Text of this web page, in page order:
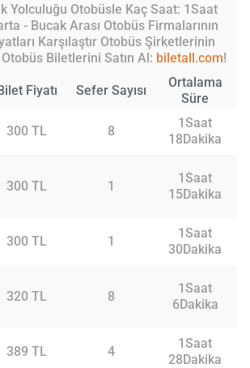
Yolculuğu Otobüsle Kaç Saat: 1Saat
- Bucak Arası Otobüs Firmalarının
Karşılaştır Otobüs Şirketlerinin
Biletlerini Satın Al: biletall.com!
Fiyatı Sefer Sayısı
Ortalama
Süre
300 TL 8
1Saat
18Dakika
300 TL 1
1Saat
15Dakika
300 TL 1
1Saat
30Dakika
320 TL 8
1Saat
6Dakika
389 TL 4
1Saat
28Dakika